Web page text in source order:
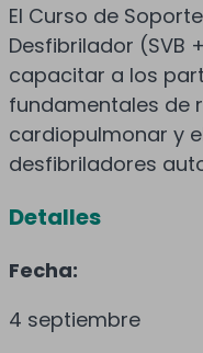
El Curso de
Desfibrilador (SVB
capacitar a los
fundamentales de
cardiopulmonar y
desfibriladores
Detalles
Fecha:
4 septiembre